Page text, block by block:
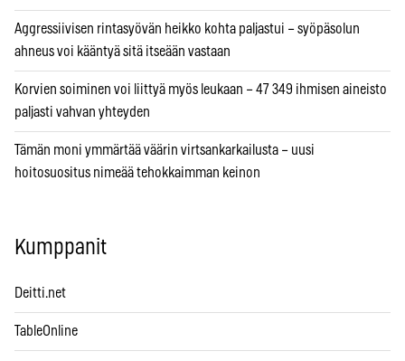
Aggressiivisen rintasyövän heikko kohta paljastui – syöpäsolun
ahneus voi kääntyä sitä itseään vastaan
Korvien soiminen voi liittyä myös leukaan – 47 349 ihmisen aineisto
paljasti vahvan yhteyden
Tämän moni ymmärtää väärin virtsankarkailusta – uusi
hoitosuositus nimeää tehokkaimman keinon
Kumppanit
Deitti.net
TableOnline